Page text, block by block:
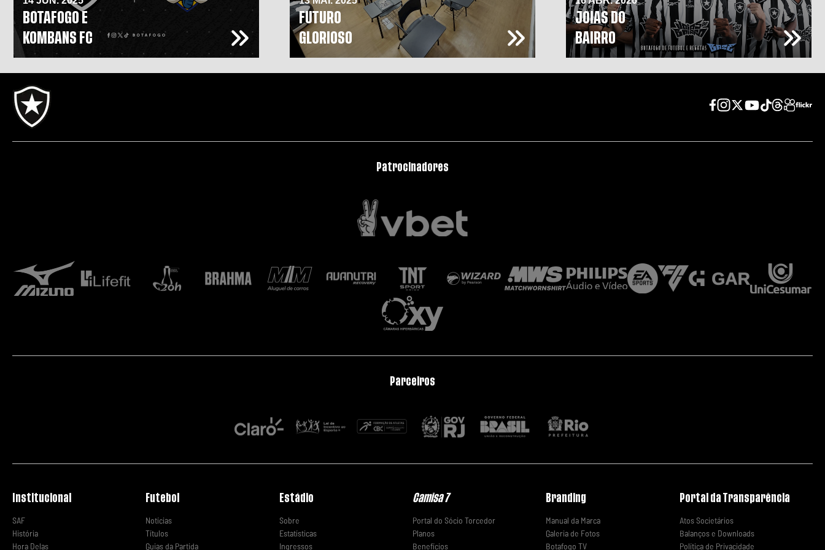
BOTAFOGO E
KOMBANS FC
FUTURO
GLORIOSO
JOIAS DO
BAIRRO
Patrocinadores
Parceiros
Institucional
SAF
História
Hora Delas
Futebol
Notícias
Títulos
Guias da Partida
Estádio
Sobre
Estatísticas
Ingressos
Camisa 7
Portal do Sócio Torcedor
Planos
Benefícios
Branding
Manual da Marca
Galeria de Fotos
Botafogo TV
Portal da Transparência
Atos Societários
Balanços e Downloads
Política de Privacidade